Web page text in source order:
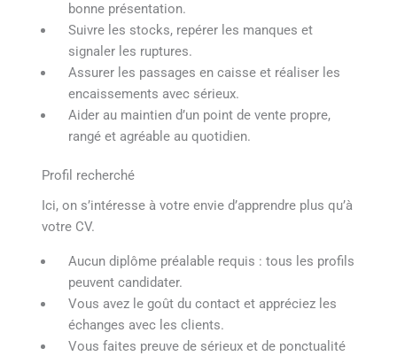
bonne présentation.
Suivre les stocks, repérer les manques et
signaler les ruptures.
Assurer les passages en caisse et réaliser les
encaissements avec sérieux.
Aider au maintien d’un point de vente propre,
rangé et agréable au quotidien.
Profil recherché
Ici, on s’intéresse à votre envie d’apprendre plus qu’à
votre CV.
Aucun diplôme préalable requis : tous les profils
peuvent candidater.
Vous avez le goût du contact et appréciez les
échanges avec les clients.
Vous faites preuve de sérieux et de ponctualité